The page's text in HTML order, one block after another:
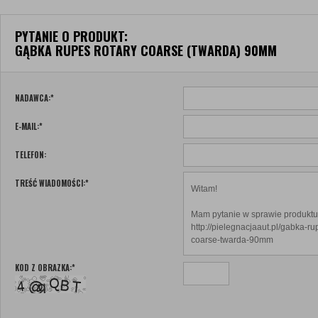
PYTANIE O PRODUKT:
GĄBKA RUPES ROTARY COARSE (TWARDA) 90MM
NADAWCA:*
E-MAIL:*
TELEFON:
TREŚĆ WIADOMOŚCI:*
KOD Z OBRAZKA:*